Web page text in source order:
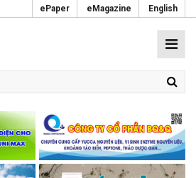
ePaper eMagazine English